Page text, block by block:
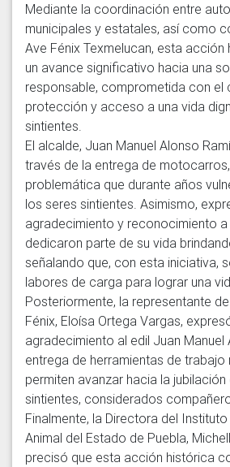
Mediante la coordinación entre
municipales y estatales, así como
Ave Fénix Texmelucan, esta
un avance significativo hacia una
responsable, comprometida con el
protección y acceso a una vida
sintientes.
El alcalde, Juan Manuel Alonso
través de la entrega de
problemática que durante años
los seres sintientes. Asimismo,
agradecimiento y reconocimiento
dedicaron parte de su vida
señalando que, con esta iniciativa,
labores de carga para lograr una
Posteriormente, la representante
Fénix, Eloísa Ortega Vargas,
agradecimiento al edil Juan Manuel
entrega de herramientas de trabajo
permiten avanzar hacia la
sintientes, considerados
Finalmente, la Directora del
Animal del Estado de Puebla,
precisó que esta acción histórica